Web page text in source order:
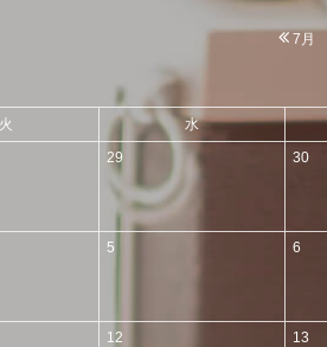
7月
火 水
29 30
5 6
12 13